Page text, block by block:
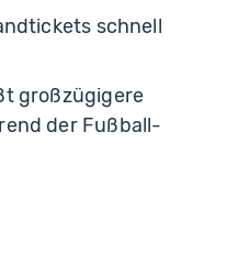
schnell
großzügigere
der Fußball-